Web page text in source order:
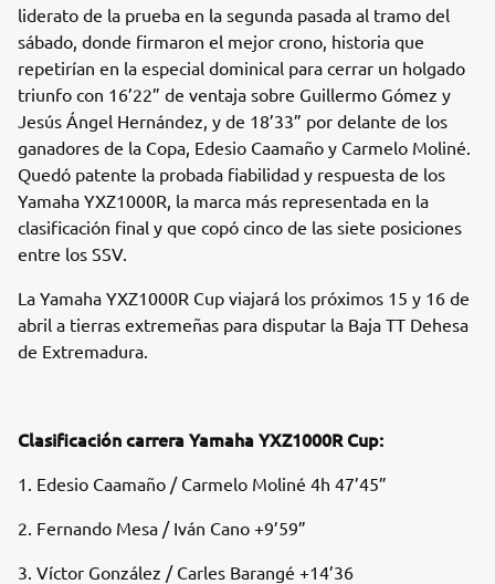
liderato de la prueba en la segunda pasada al tramo del
sábado, donde firmaron el mejor crono, historia que
repetirían en la especial dominical para cerrar un holgado
triunfo con 16’22” de ventaja sobre Guillermo Gómez y
Jesús Ángel Hernández, y de 18’33” por delante de los
ganadores de la Copa, Edesio Caamaño y Carmelo Moliné.
Quedó patente la probada fiabilidad y respuesta de los
Yamaha YXZ1000R, la marca más representada en la
clasificación final y que copó cinco de las siete posiciones
entre los SSV.
La Yamaha YXZ1000R Cup viajará los próximos 15 y 16 de
abril a tierras extremeñas para disputar la Baja TT Dehesa
de Extremadura.
Clasificación carrera Yamaha YXZ1000R Cup:
1. Edesio Caamaño / Carmelo Moliné 4h 47’45”
2. Fernando Mesa / Iván Cano +9’59”
3. Víctor González / Carles Barangé +14’36